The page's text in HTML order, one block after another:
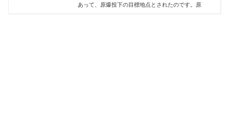
あって、原爆投下の目標地点とされたのです。原